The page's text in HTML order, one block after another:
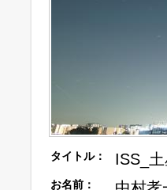
タイトル： ISS_
お名前：